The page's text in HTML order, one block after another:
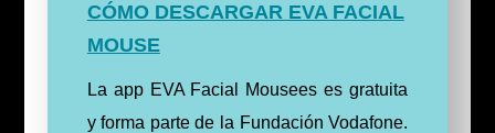
CÓMO DESCARGAR EVA FACIAL
MOUSE
La app EVA Facial Mousees es gratuita
y forma parte de la Fundación Vodafone.